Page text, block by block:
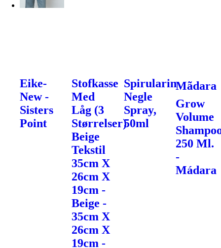
Eike-
New -
Sisters
Point
Stofkasse
Med
Låg (3
Størrelser)
Beige
Tekstil
35cm X
26cm X
19cm -
Beige -
35cm X
26cm X
19cm -
Spirularin
Negle
Spray,
50ml
Mãdara
Grow
Volume
250 Ml.
-
Mádara